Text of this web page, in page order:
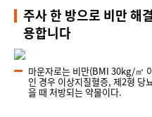
주사 한 방으로 비만 해
용합니다
마운자로는 비만(BMI 30kg/㎡
인 경우 이상지질혈증, 제2형 당
을 때 처방되는 약물이다.